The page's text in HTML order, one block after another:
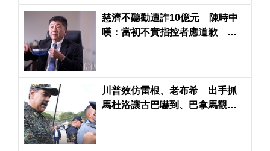
慈濟不聽勸遭詐10億元 陳時中
嘆：當初不實指控者應道歉 綠
川普效仿雷根、老布希 出手抓
馬杜洛讓古巴嚇到、巴拿馬觀